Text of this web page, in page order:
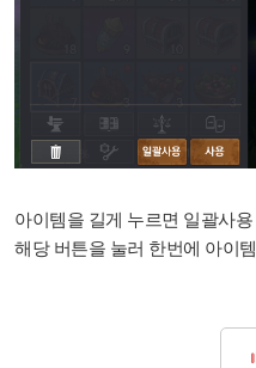
아이템을 길게 누르면 일괄사
해당 버튼을 눌러 한번에 아이